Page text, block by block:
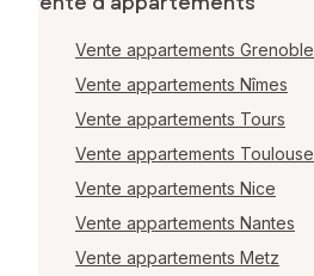
Vente appartements Grenoble
Vente appartements Nîmes
Vente appartements Tours
Vente appartements Toulouse
Vente appartements Nice
Vente appartements Nantes
Vente appartements Metz